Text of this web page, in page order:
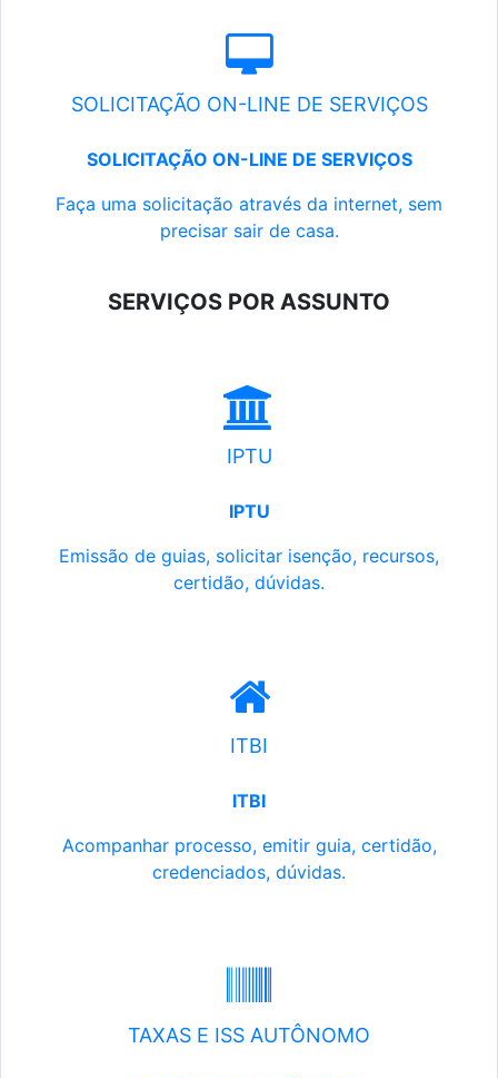
SOLICITAÇÃO ON-LINE DE SERVIÇOS
SOLICITAÇÃO ON-LINE DE SERVIÇOS
Faça uma solicitação através da internet, sem
precisar sair de casa.
SERVIÇOS POR ASSUNTO
IPTU
IPTU
Emissão de guias, solicitar isenção, recursos,
certidão, dúvidas.
ITBI
ITBI
Acompanhar processo, emitir guia, certidão,
credenciados, dúvidas.
TAXAS E ISS AUTÔNOMO